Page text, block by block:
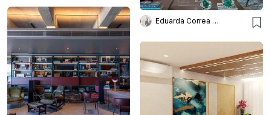
Eduarda Correa Arquitetos